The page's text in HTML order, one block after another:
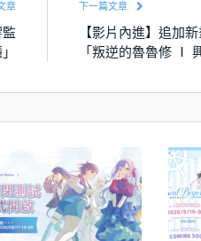
章 下一篇文章
【影片內進】追加
「叛逆的魯魯修 Ⅰ